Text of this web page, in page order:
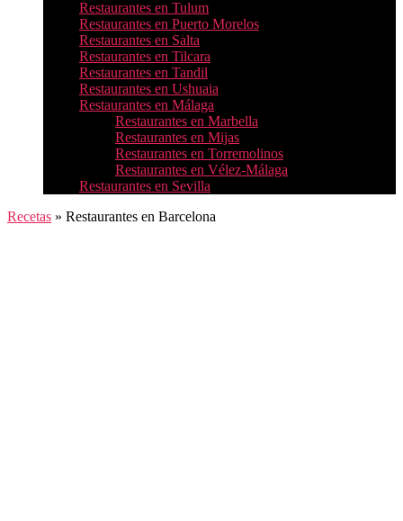
Restaurantes en Tulum
Restaurantes en Puerto Morelos
Restaurantes en Salta
Restaurantes en Tilcara
Restaurantes en Tandil
Restaurantes en Ushuaia
Restaurantes en Málaga
Restaurantes en Marbella
Restaurantes en Mijas
Restaurantes en Torremolinos
Restaurantes en Vélez-Málaga
Restaurantes en Sevilla
Recetas » Restaurantes en Barcelona